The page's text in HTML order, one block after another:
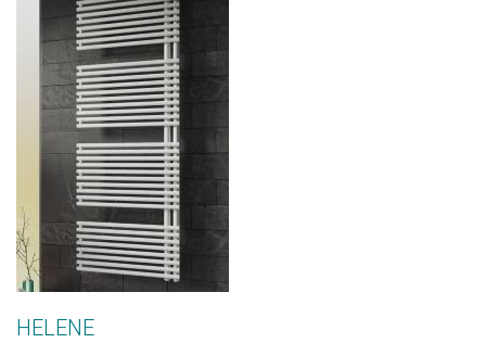
HELENE